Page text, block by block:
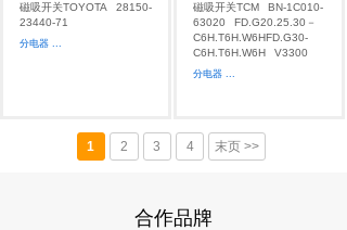
磁吸开关TOYOTA
28150-
23440-71
分电器 ...
磁吸开关TCM
BN-1C010-
63020
FD.G20.25.30－
C6H.T6H.W6HFD.G30-
C6H.T6H.W6H
V3300
分电器 ...
1 2 3 4 末页 >>
合作品牌